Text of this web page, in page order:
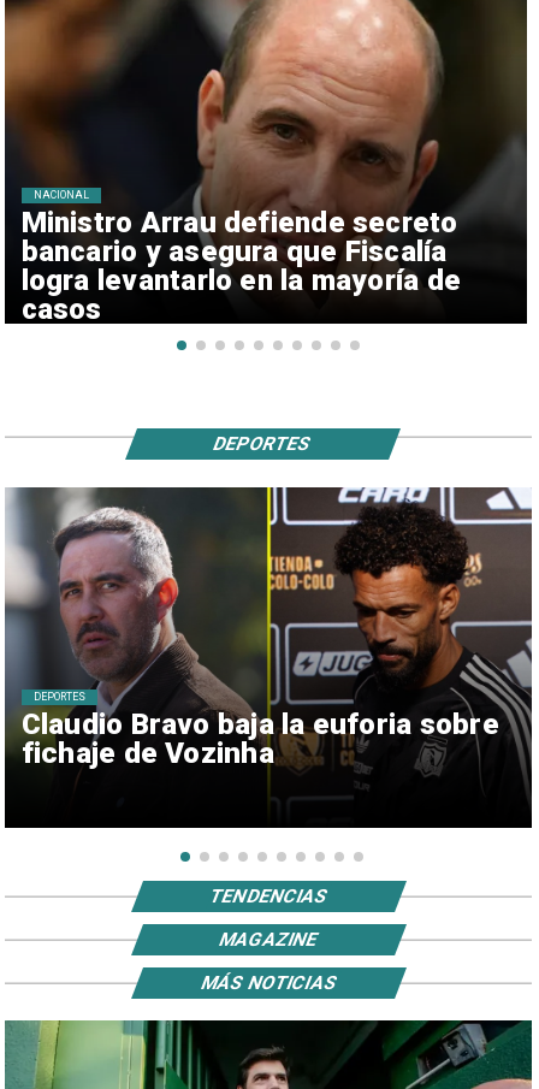
Ministro Arrau defiende secreto
bancario y asegura que Fiscalía
logra levantarlo en la mayoría de
casos
NACIONAL
Claudio Bravo baja la euforia sobre
fichaje de Vozinha
DEPORTES
DEPORTES
TENDENCIAS
MAGAZINE
MÁS NOTICIAS